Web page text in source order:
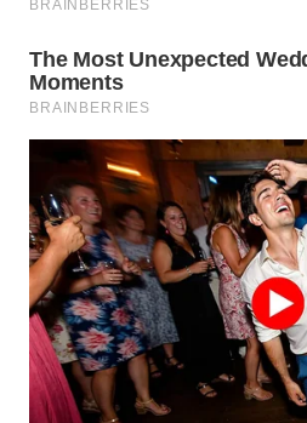
WN
NATUNA
WN
BINTAN
WN
MANDALIKA
WN
LIKUPANG
WN